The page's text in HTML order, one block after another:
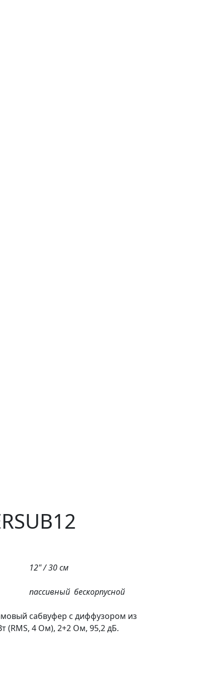
12" / 30 см
пассивный бескорпусной
сабвуфер с диффузором из
(RMS, 4 Ом), 2+2 Ом, 95,2 дБ.